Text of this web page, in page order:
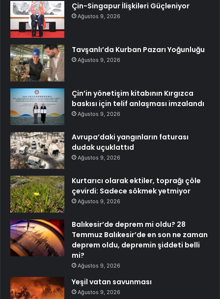
Çin-Singapur İlişkileri Güçleniyor
Ağustos 9, 2026
Tavşanlı’da Kurban Pazarı Yoğunluğu
Ağustos 9, 2026
Çin’in yönetişim kitabının Kırgızca
baskısı için telif anlaşması imzalandı
Ağustos 9, 2026
Avrupa’daki yangınların faturası
dudak uçuklattıd
Ağustos 9, 2026
Kurtarıcı olarak ektiler, toprağı çöle
çevirdi: Sadece sökmek yetmiyor
Ağustos 9, 2026
Balıkesir’de deprem mi oldu? 28
Temmuz Balıkesir’de en son ne zaman
deprem oldu, depremin şiddeti belli
mi?
Ağustos 9, 2026
Yeşil vatan savunması
Ağustos 9, 2026